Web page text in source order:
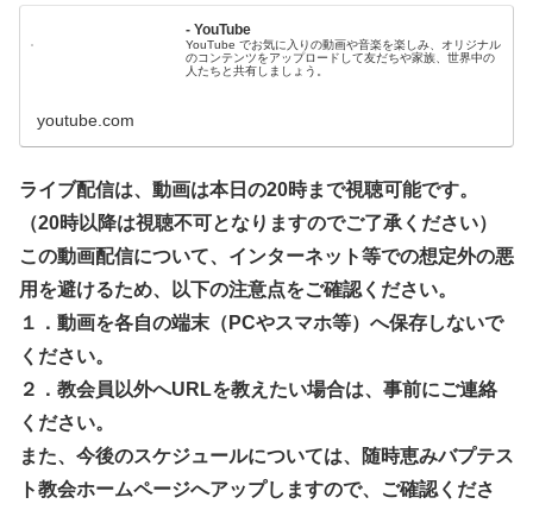
- YouTube
YouTube でお気に入りの動画や音楽を楽しみ、オリジナル
のコンテンツをアップロードして友だちや家族、世界中の
人たちと共有しましょう。
youtube.com
ライブ配信は、動画は本日の20時まで視聴可能です。
（20時以降は視聴不可となりますのでご了承ください）
この動画配信について、インターネット等での想定外の悪
用を避けるため、以下の注意点をご確認ください。
１．動画を各自の端末（PCやスマホ等）へ保存しないで
ください。
２．教会員以外へURLを教えたい場合は、事前にご連絡
ください。
また、今後のスケジュールについては、随時恵みバプテス
ト教会ホームページへアップしますので、ご確認くださ